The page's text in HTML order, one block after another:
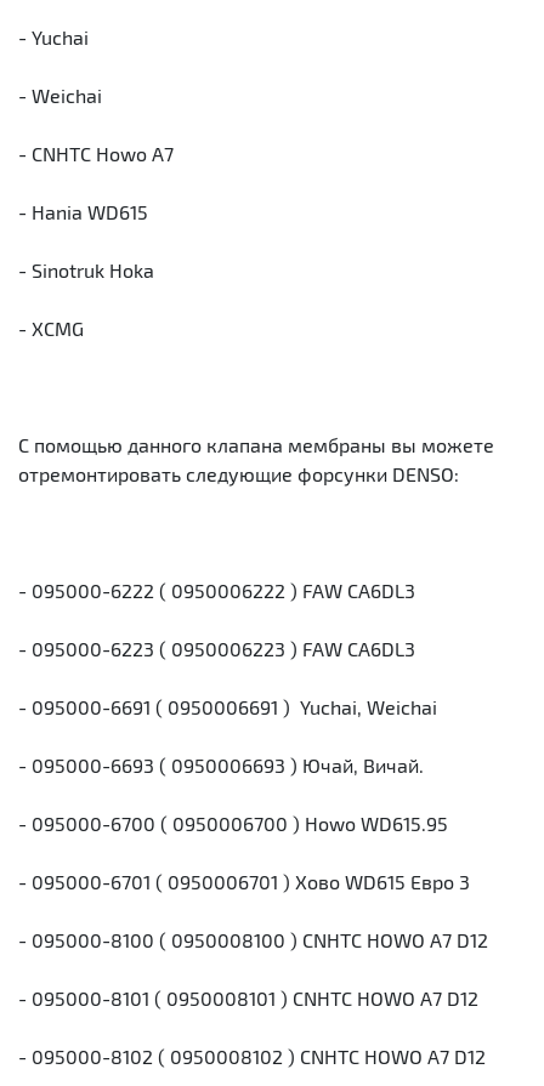
- Yuchai
- Weichai
- CNHTC Howo A7
- Hania WD615
- Sinotruk Hoka
- XCMG
C помощью данного клапана мембраны вы можете
отремонтировать следующие форсунки DENSO:
- 095000-6222 ( 0950006222 ) FAW CA6DL3
- 095000-6223 ( 0950006223 ) FAW CA6DL3
- 095000-6691 ( 0950006691 ) Yuchai, Weichai
- 095000-6693 ( 0950006693 ) Ючай, Вичай.
- 095000-6700 ( 0950006700 ) Howo WD615.95
- 095000-6701 ( 0950006701 ) Хово WD615 Евро 3
- 095000-8100 ( 0950008100 ) CNHTC HOWO A7 D12
- 095000-8101 ( 0950008101 ) CNHTC HOWO A7 D12
- 095000-8102 ( 0950008102 ) CNHTC HOWO A7 D12